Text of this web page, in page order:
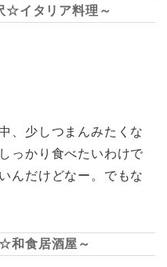
イタリア料理～
、少しつまんみたくな
っかり食べたいわけで
んだけどなー。でもな
食居酒屋～